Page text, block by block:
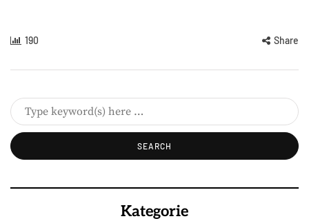
190 Share
Kategorie